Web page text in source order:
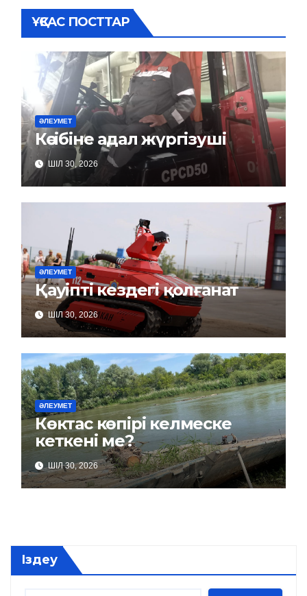
ҰҚСАС ПОСТТАР
ӘЛЕУМЕТ
Кәсібіне адал жүргізуші
ШІЛ 30, 2026
ӘЛЕУМЕТ
Қауіпті кездегі қолғанат
ШІЛ 30, 2026
ӘЛЕУМЕТ
Көктас көпірі келмеске
кеткені ме?
ШІЛ 30, 2026
Іздеу